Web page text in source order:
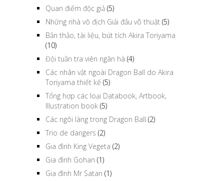
Quan điểm độc giả (5)
Những nhà vô địch Giải đấu võ thuật (5)
Bản thảo, tài liệu, bút tích Akira Toriyama
(10)
Đội tuần tra viên ngân hà (4)
Các nhân vật ngoài Dragon Ball do Akira
Toriyama thiết kế (5)
Tổng hợp các loại Databook, Artbook,
Illustration book (5)
Các ngôi làng trong Dragon Ball (2)
Trio de dangers (2)
Gia đình King Vegeta (2)
Gia đình Gohan (1)
Gia đình Mr Satan (1)